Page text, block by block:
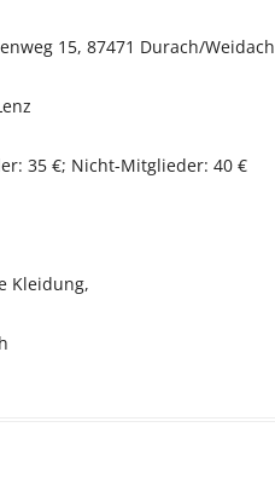
Durach/Weidach
Nicht-Mitglieder: 40 €